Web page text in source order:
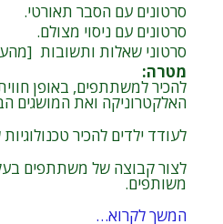
סרטונים עם הסבר תאורטי.
סרטונים עם ניסוי מצולם.
סרטוני שאלות ותשובות
מטרה:
להכיר למשתתפים, באופן
האלקטרוניקה ואת המושגים
לעודד ילדים להכיר
לצור קבוצה של משתתפים
משותפים.
המשך לקרוא…